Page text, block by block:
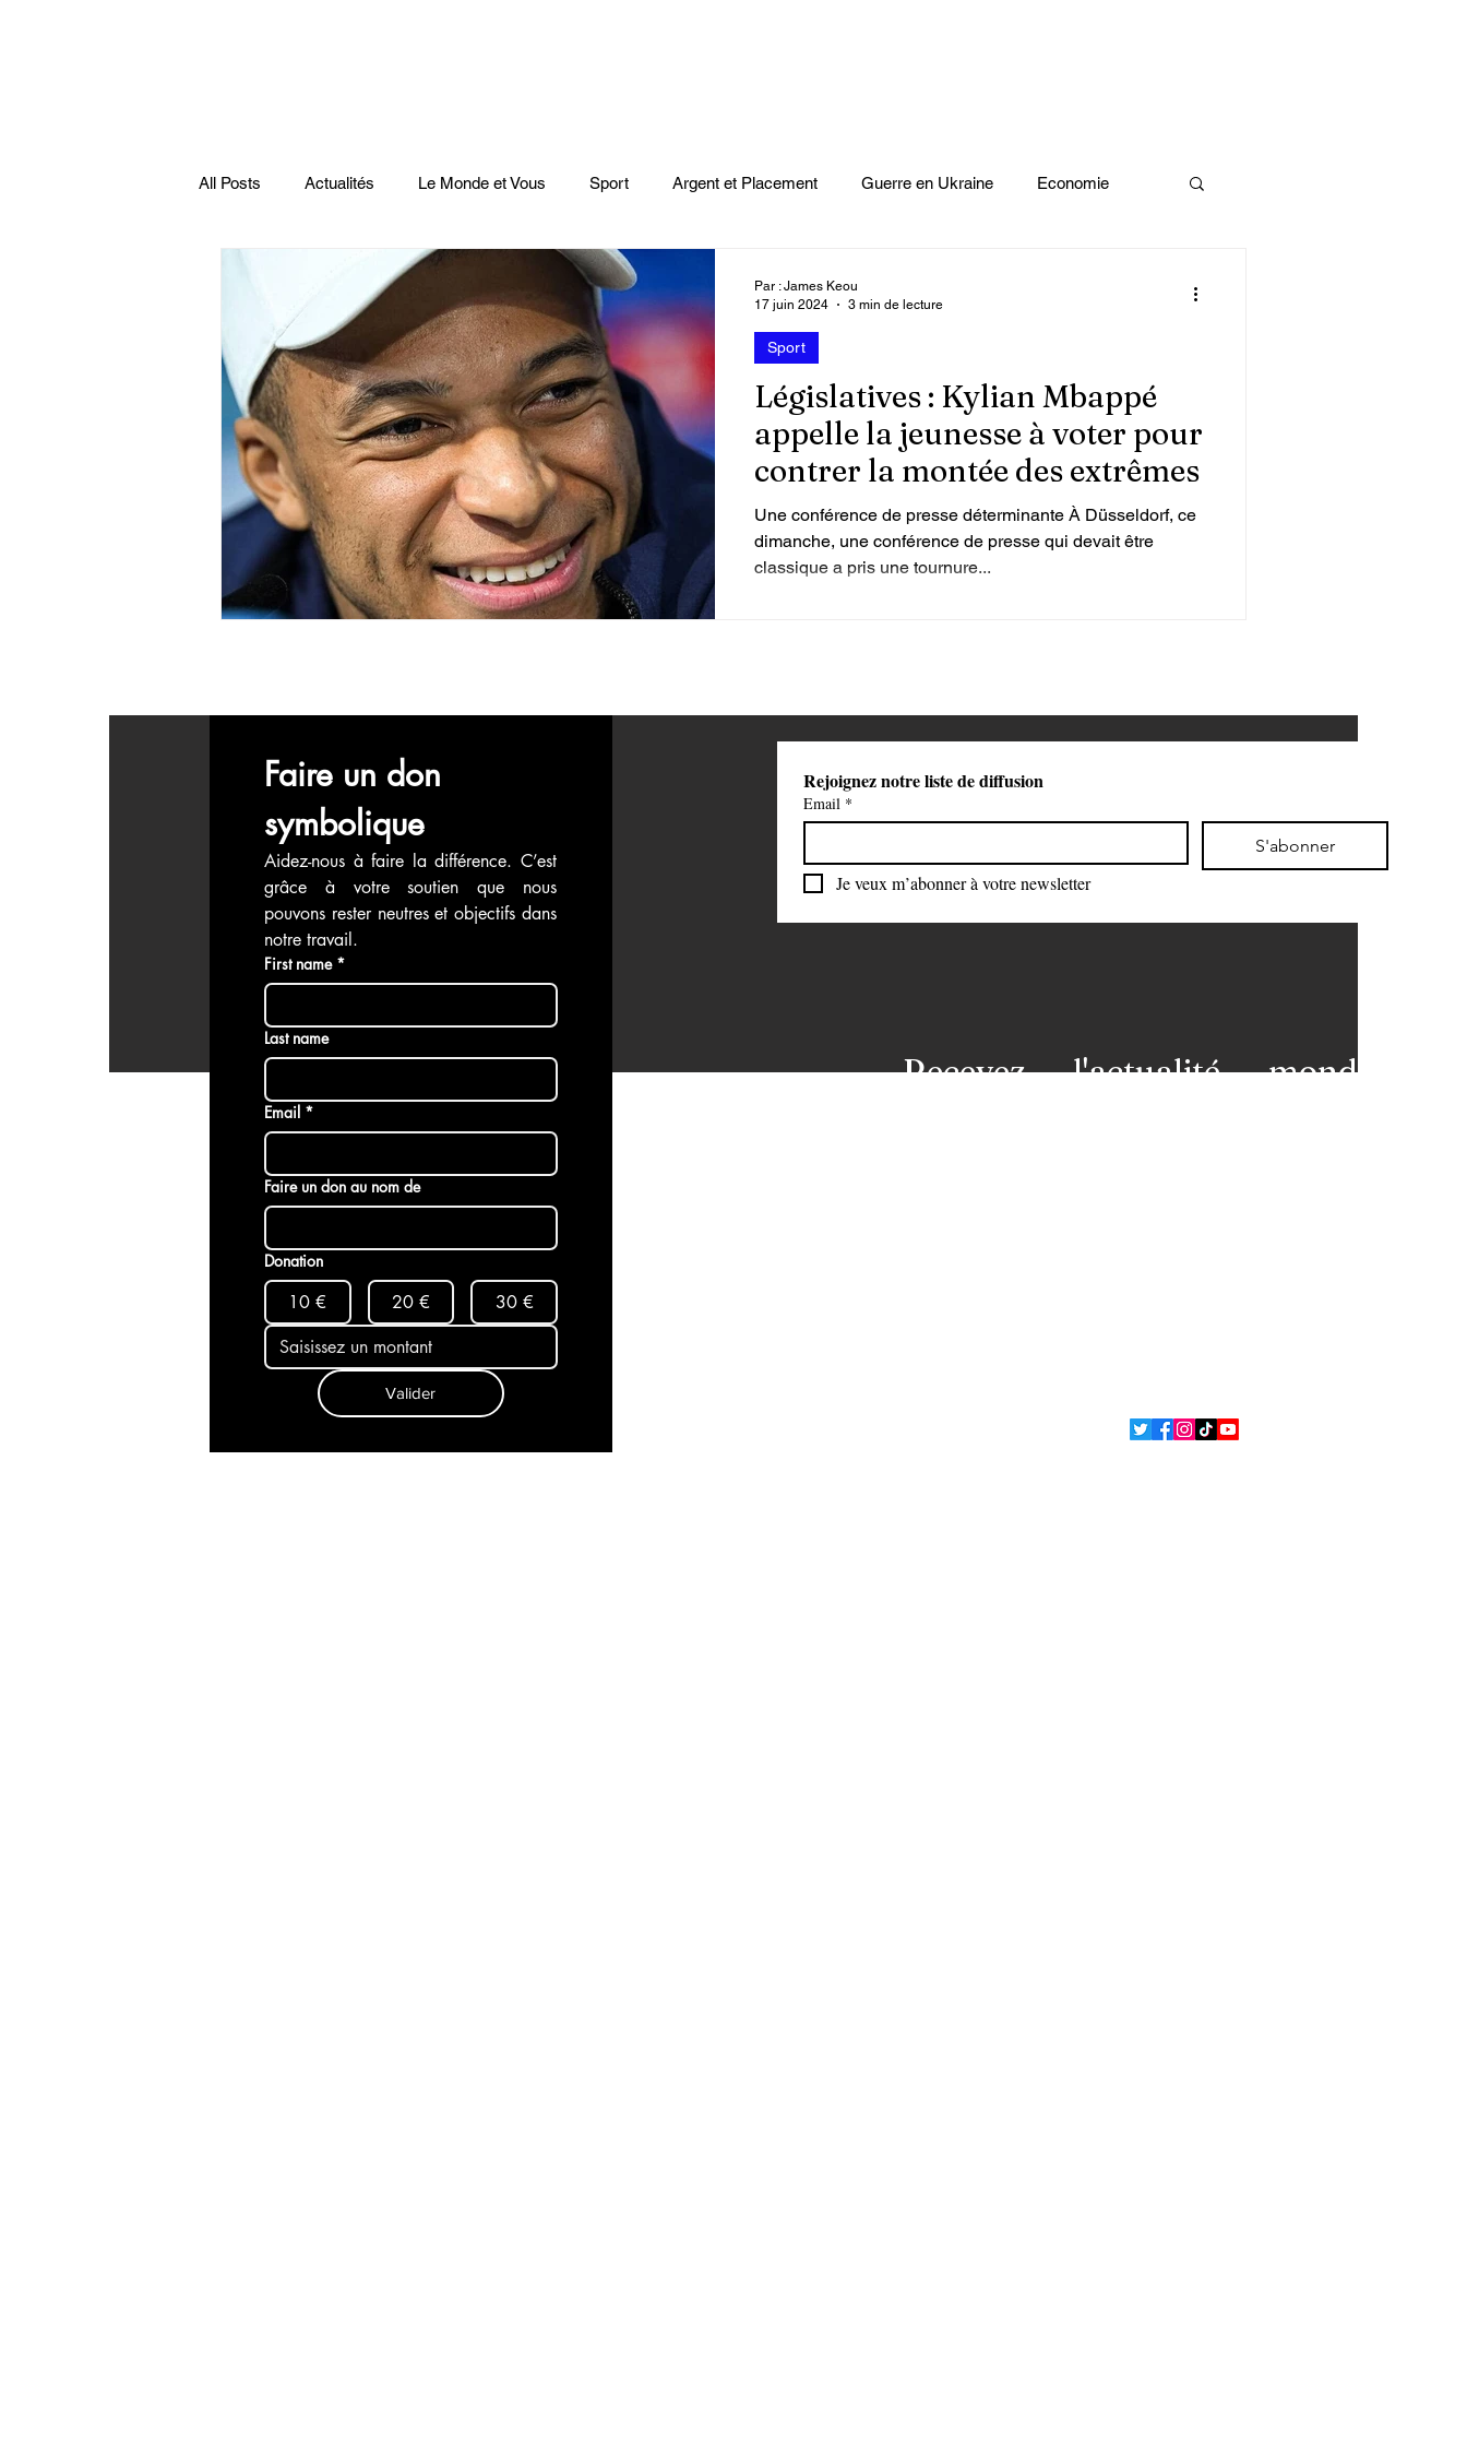
All Posts Actualités Le Monde et Vous Sport Argent et Placement Guerre en Ukraine Economie
économie française Scènes
Musiques Science Podcasts Mode Coupe du monde Rugby
Disparitions Actualités Culture Voyages Climat Vidéos Le Monde des livres
économie mondiales Enquête vidéos Attaque du Hamas contre Israël
Législatives : Kylian Mbappé
appelle la jeunesse à voter pour
contrer la montée des extrêmes
Une conférence de presse déterminante À Düsseldorf, ce
dimanche, une conférence de presse qui devait être
classique a pris une tournure...
Sport
Par : James Keou
17 juin 2024
3 min de lecture
Rejoignez notre liste de diffusion
Email *
S'abonner
Je veux m’abonner à votre newsletter
Faire un don
symbolique
Aidez-nous à faire la différence. C’est
grâce à votre soutien que nous
pouvons rester neutres et objectifs dans
notre travail.
First name *
Last name
Email *
Faire un don au nom de
Donation
10 € 20 € 30 €
Valider
Recevez l'actualité mondiale